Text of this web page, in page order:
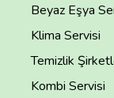
Beyaz Eşya
Klima Servisi
Temizlik
Kombi Servisi